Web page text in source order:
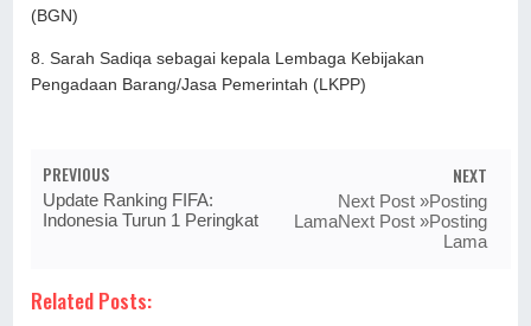
(BGN)
8. Sarah Sadiqa sebagai kepala Lembaga Kebijakan
Pengadaan Barang/Jasa Pemerintah (LKPP)
PREVIOUS
Update Ranking FIFA:
Indonesia Turun 1 Peringkat
NEXT
Next Post »Posting
LamaNext Post »Posting
Lama
Related Posts: